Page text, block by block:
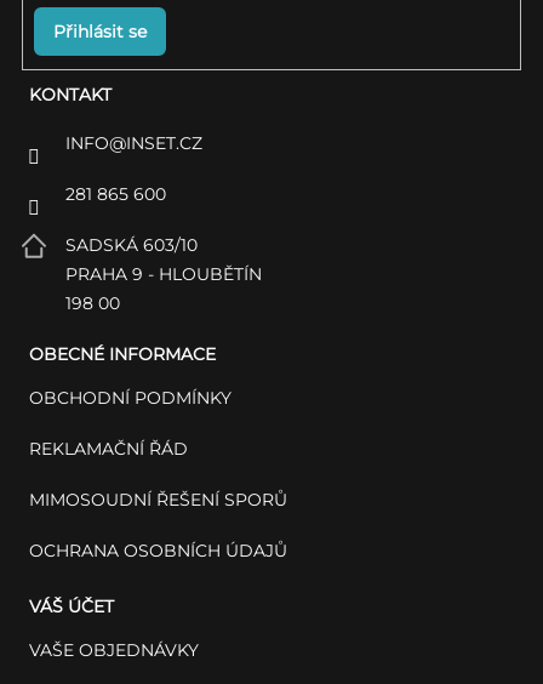
KONTAKT
INFO@INSET.CZ
281 865 600
SADSKÁ 603/10
PRAHA 9 - HLOUBĚTÍN
198 00
OBECNÉ INFORMACE
OBCHODNÍ PODMÍNKY
REKLAMAČNÍ ŘÁD
MIMOSOUDNÍ ŘEŠENÍ SPORŮ
OCHRANA OSOBNÍCH ÚDAJŮ
VÁŠ ÚČET
VAŠE OBJEDNÁVKY
Přihlásit se